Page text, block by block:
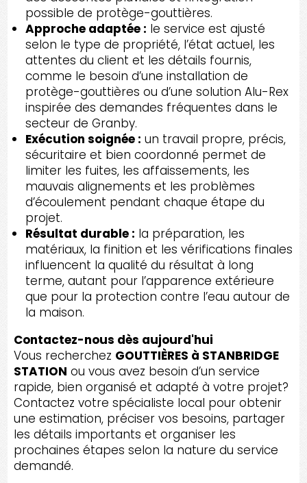
possible de protège-gouttières.
Approche adaptée : le service est ajusté
selon le type de propriété, l’état actuel, les
attentes du client et les détails fournis,
comme le besoin d’une installation de
protège-gouttières ou d’une solution Alu-Rex
inspirée des demandes fréquentes dans le
secteur de Granby.
Exécution soignée : un travail propre, précis,
sécuritaire et bien coordonné permet de
limiter les fuites, les affaissements, les
mauvais alignements et les problèmes
d’écoulement pendant chaque étape du
projet.
Résultat durable : la préparation, les
matériaux, la finition et les vérifications finales
influencent la qualité du résultat à long
terme, autant pour l’apparence extérieure
que pour la protection contre l’eau autour de
la maison.
Contactez-nous dès aujourd'hui
Vous recherchez GOUTTIÈRES à STANBRIDGE
STATION ou vous avez besoin d’un service
rapide, bien organisé et adapté à votre projet?
Contactez votre spécialiste local pour obtenir
une estimation, préciser vos besoins, partager
les détails importants et organiser les
prochaines étapes selon la nature du service
demandé.